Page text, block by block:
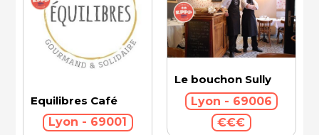
Equilibres Café
Lyon - 69001
Le bouchon Sully
Lyon - 69006
€€€